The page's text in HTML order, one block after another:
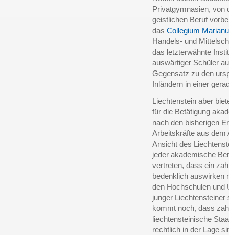
Privatgymnasien, von
geistlichen Beruf
das Collegium
Handels- und
das letzterwähnte
auswärtiger Schüler
Gegensatz zu den
Inländern in einer
Liechtenstein aber
für die Betätigung
nach den bisherigen
Arbeitskräfte aus dem
Ansicht des
jeder akademische
vertreten, dass ein
bedenklich auswirken
den Hochschulen und
junger
kommt noch, dass
liechtensteinische
rechtlich in der Lage